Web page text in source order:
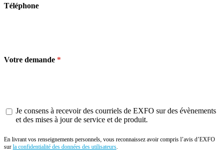
Téléphone
Votre demande
Je consens à recevoir des courriels de EXFO sur des évènements
et des mises à jour de service et de produit.
En livrant vos renseignements personnels, vous reconnaissez avoir compris l’avis d’EXFO
sur la confidentialité des données des utilisateurs.